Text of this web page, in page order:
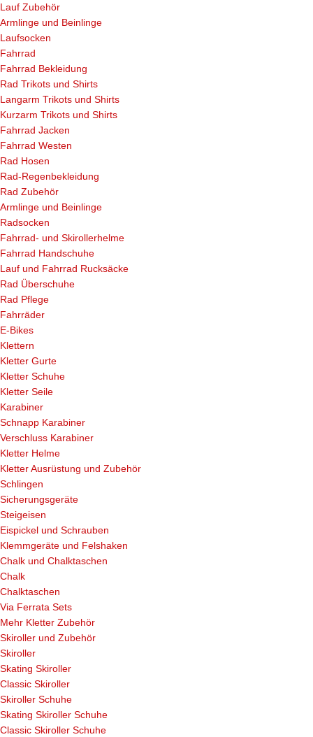
Lauf Zubehör
Armlinge und Beinlinge
Laufsocken
Fahrrad
Fahrrad Bekleidung
Rad Trikots und Shirts
Langarm Trikots und Shirts
Kurzarm Trikots und Shirts
Fahrrad Jacken
Fahrrad Westen
Rad Hosen
Rad-Regenbekleidung
Rad Zubehör
Armlinge und Beinlinge
Radsocken
Fahrrad- und Skirollerhelme
Fahrrad Handschuhe
Lauf und Fahrrad Rucksäcke
Rad Überschuhe
Rad Pflege
Fahrräder
E-Bikes
Klettern
Kletter Gurte
Kletter Schuhe
Kletter Seile
Karabiner
Schnapp Karabiner
Verschluss Karabiner
Kletter Helme
Kletter Ausrüstung und Zubehör
Schlingen
Sicherungsgeräte
Steigeisen
Eispickel und Schrauben
Klemmgeräte und Felshaken
Chalk und Chalktaschen
Chalk
Chalktaschen
Via Ferrata Sets
Mehr Kletter Zubehör
Skiroller und Zubehör
Skiroller
Skating Skiroller
Classic Skiroller
Skiroller Schuhe
Skating Skiroller Schuhe
Classic Skiroller Schuhe